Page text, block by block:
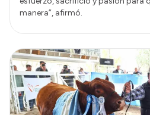
manera”, afirmó.